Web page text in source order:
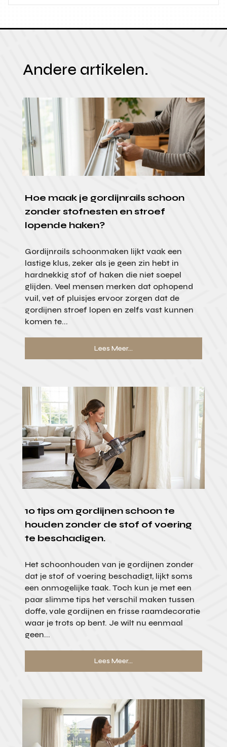
Andere artikelen.
Hoe maak je gordijnrails schoon
zonder stofnesten en stroef
lopende haken?
Gordijnrails schoonmaken lijkt vaak een
lastige klus, zeker als je geen zin hebt in
hardnekkig stof of haken die niet soepel
glijden. Veel mensen merken dat ophopend
vuil, vet of pluisjes ervoor zorgen dat de
gordijnen stroef lopen en zelfs vast kunnen
komen te...
Lees Meer...
10 tips om gordijnen schoon te
houden zonder de stof of voering
te beschadigen.
Het schoonhouden van je gordijnen zonder
dat je stof of voering beschadigt, lijkt soms
een onmogelijke taak. Toch kun je met een
paar slimme tips het verschil maken tussen
doffe, vale gordijnen en frisse raamdecoratie
waar je trots op bent. Je wilt nu eenmaal
geen...
Lees Meer...